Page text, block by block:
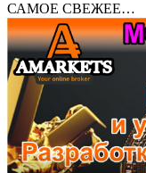
САМОЕ СВЕЖЕЕ…